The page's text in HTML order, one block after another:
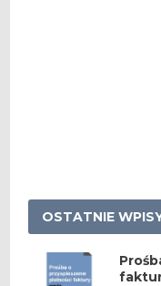
OSTATNIE